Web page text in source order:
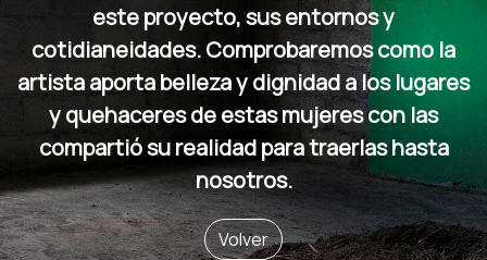
este proyecto, sus entornos y
cotidianeidades. Comprobaremos como la
artista aporta belleza y dignidad a los lugares
y quehaceres de estas mujeres con las
compartió su realidad para traerlas hasta
nosotros.
Volver